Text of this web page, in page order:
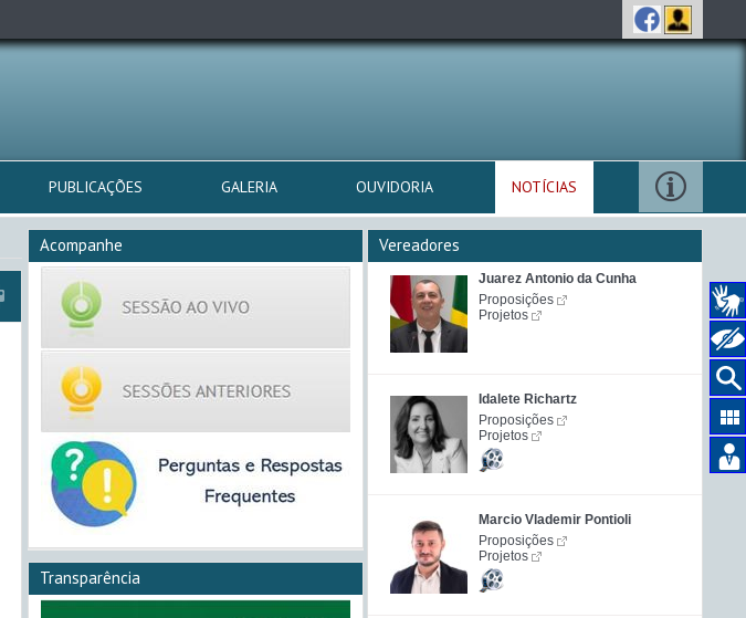
PUBLICAÇÕES GALERIA OUVIDORIA NOTÍCIAS
Vereadores
Juarez Antonio da Cunha
Proposições
Projetos
Idalete Richartz
Proposições
Projetos
Marcio Vlademir Pontioli
Proposições
Projetos
Acompanhe
Transparência